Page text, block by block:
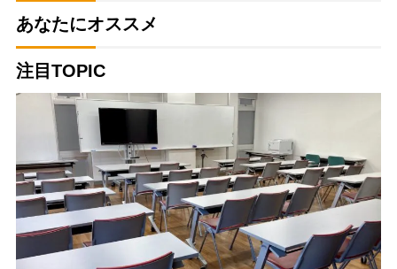
あなたにオススメ
注目TOPIC